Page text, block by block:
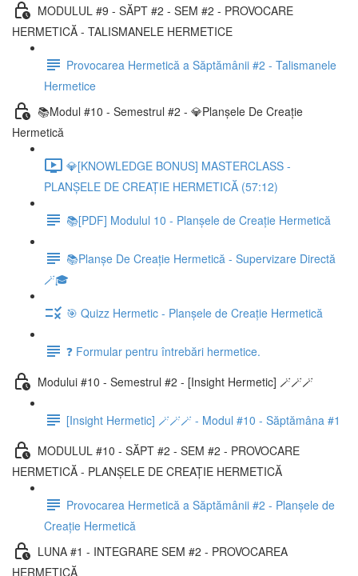
MODULUL #9 - SĂPT #2 - SEM #2 - PROVOCARE
HERMETICĂ - TALISMANELE HERMETICE
Provocarea Hermetică a Săptămânii #2 - Talismanele
Hermetice
📚Modul #10 - Semestrul #2 - 💎Planșele De Creație
Hermetică
💎[KNOWLEDGE BONUS] MASTERCLASS -
PLANȘELE DE CREAȚIE HERMETICĂ (57:12)
📚[PDF] Modulul 10 - Planșele de Creație Hermetică
📚Planșe De Creație Hermetică - Supervizare Directă
🪄🎓
🎯 Quizz Hermetic - Planșele de Creație Hermetică
❓ Formular pentru întrebări hermetice.
Modului #10 - Semestrul #2 - [Insight Hermetic] 🪄🪄🪄
[Insight Hermetic] 🪄🪄🪄 - Modul #10 - Săptămâna #1
MODULUL #10 - SĂPT #2 - SEM #2 - PROVOCARE
HERMETICĂ - PLANȘELE DE CREAȚIE HERMETICĂ
Provocarea Hermetică a Săptămânii #2 - Planșele de
Creație Hermetică
LUNA #1 - INTEGRARE SEM #2 - PROVOCAREA
HERMETICĂ